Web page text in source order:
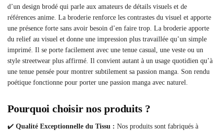
d’un design brodé qui parle aux amateurs de détails visuels et de
références anime. La broderie renforce les contrastes du visuel et apporte
une présence forte sans avoir besoin d’en faire trop. La broderie apporte
du relief au visuel et donne une impression plus travaillée qu’un simple
imprimé. Il se porte facilement avec une tenue casual, une veste ou un
style streetwear plus affirmé. Il convient autant à un usage quotidien qu’à
une tenue pensée pour montrer subtilement sa passion manga. Son rendu
poétique fonctionne pour porter une passion manga avec naturel.
Pourquoi choisir nos produits ?
✔️ Qualité Exceptionnelle du Tissu : Nos produits sont fabriqués à